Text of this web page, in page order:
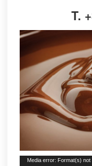
T.
Reproductor
Media error: Format(s)